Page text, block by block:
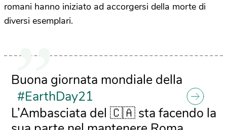
romani hanno iniziato ad accorgersi della morte di
diversi esemplari.
Buona giornata mondiale della
#EarthDay21
L’Ambasciata del 🇨🇦 sta facendo la